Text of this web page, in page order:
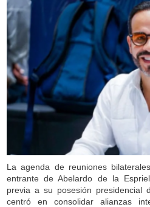
La agenda de reuniones
entrante de Abelardo de la
previa a su posesión
centró en consolidar alianzas